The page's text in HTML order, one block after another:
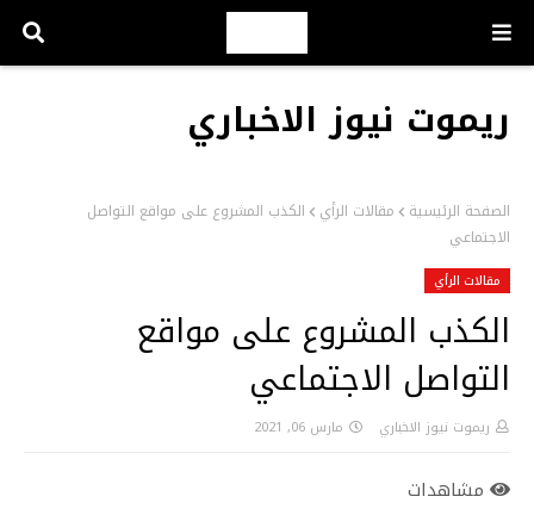
ريموت نيوز الاخباري
الصفحة الرئيسية مقالات الرأي
الكذب المشروع على مواقع التواصل
الاجتماعي
مقالات الرأي
الكذب المشروع على مواقع
التواصل الاجتماعي
ريموت نيوز الاخباري مارس 06, 2021
مشاهدات